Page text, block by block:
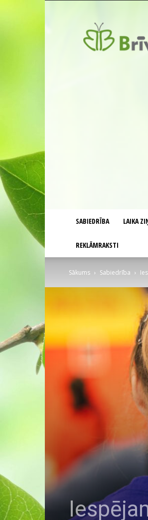
SABIEDRĪBA LAIKA
REKLĀMRAKSTI
Sākums Sabiedrība